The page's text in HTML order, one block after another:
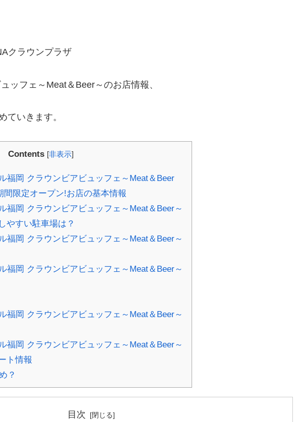
クラウンプラザ
ッフェ～Meat＆Beer～のお店情報、
ていきます。
Contents [非表示]
福岡 クラウンビアビュッフェ～Meat＆Beer
限定オープン!お店の基本情報
福岡 クラウンビアビュッフェ～Meat＆Beer～
やすい駐車場は？
福岡 クラウンビアビュッフェ～Meat＆Beer～
福岡 クラウンビアビュッフェ～Meat＆Beer～
福岡 クラウンビアビュッフェ～Meat＆Beer～
福岡 クラウンビアビュッフェ～Meat＆Beer～
ト情報
？
目次